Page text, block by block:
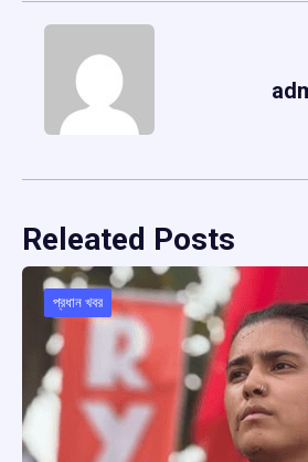
Releated Posts
প্রধান খবর